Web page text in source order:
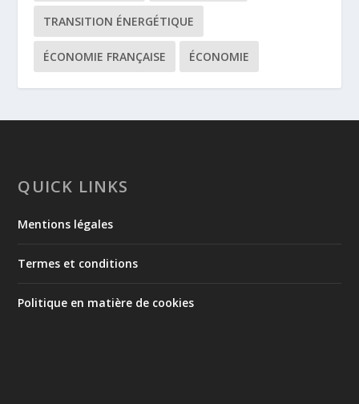
TRANSITION ÉNERGÉTIQUE
ÉCONOMIE FRANÇAISE ÉCONOMIE
QUICK LINKS
Mentions légales
Termes et conditions
Politique en matière de cookies